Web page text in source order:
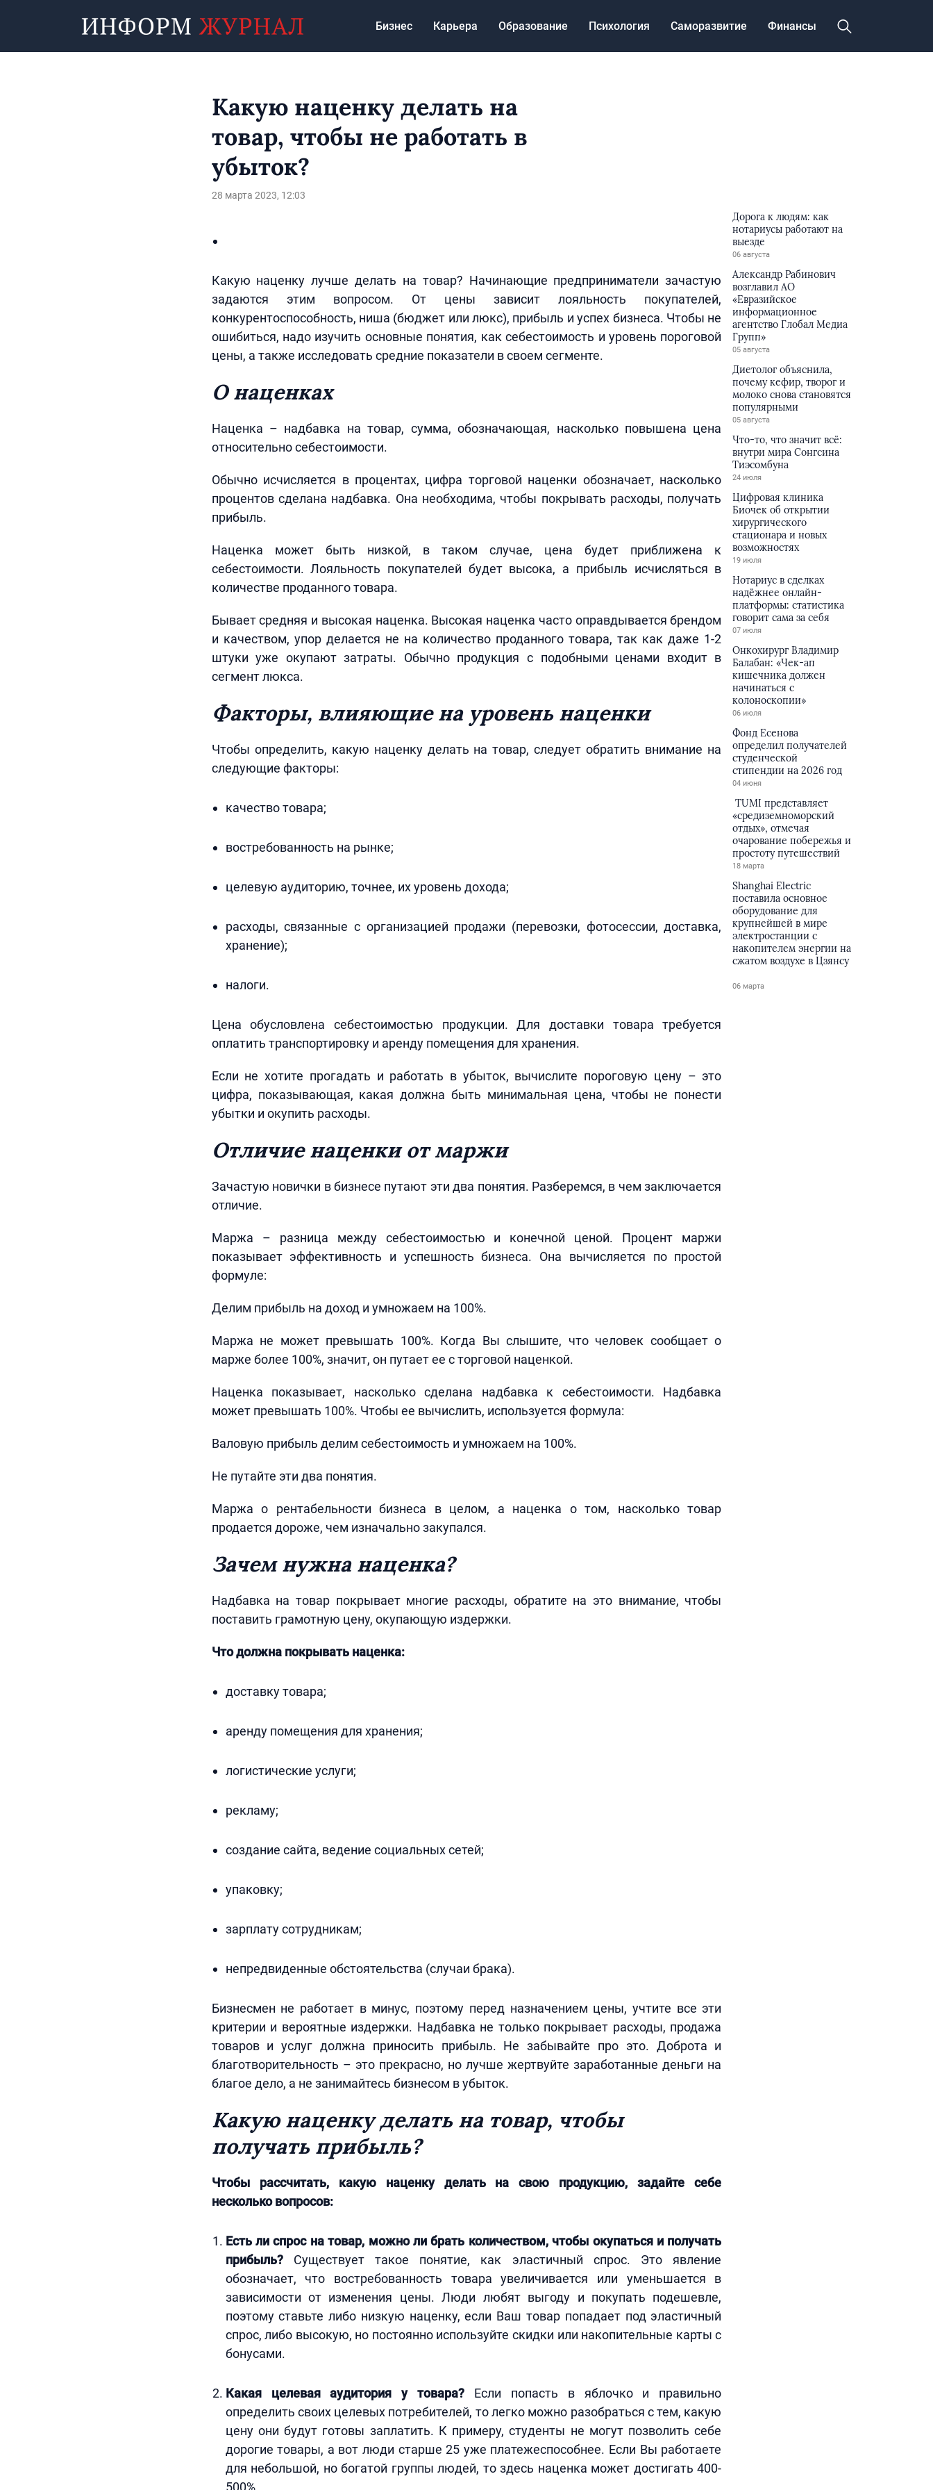
Бизнес Карьера Образование Психология Саморазвитие Финансы
Какую наценку делать на
товар, чтобы не работать в
убыток?
28 марта 2023, 12:03
Какую наценку лучше делать на товар? Начинающие предприниматели зачастую
задаются этим вопросом. От цены зависит лояльность покупателей,
конкурентоспособность, ниша (бюджет или люкс), прибыль и успех бизнеса. Чтобы не
ошибиться, надо изучить основные понятия, как себестоимость и уровень пороговой
цены, а также исследовать средние показатели в своем сегменте.
О наценках
Наценка – надбавка на товар, сумма, обозначающая, насколько повышена цена
относительно себестоимости.
Обычно исчисляется в процентах, цифра торговой наценки обозначает, насколько
процентов сделана надбавка. Она необходима, чтобы покрывать расходы, получать
прибыль.
Наценка может быть низкой, в таком случае, цена будет приближена к
себестоимости. Лояльность покупателей будет высока, а прибыль исчисляться в
количестве проданного товара.
Бывает средняя и высокая наценка. Высокая наценка часто оправдывается брендом
и качеством, упор делается не на количество проданного товара, так как даже 1-2
штуки уже окупают затраты. Обычно продукция с подобными ценами входит в
сегмент люкса.
Факторы, влияющие на уровень наценки
Чтобы определить, какую наценку делать на товар, следует обратить внимание на
следующие факторы:
качество товара;
востребованность на рынке;
целевую аудиторию, точнее, их уровень дохода;
расходы, связанные с организацией продажи (перевозки, фотосессии, доставка,
хранение);
налоги.
Цена обусловлена себестоимостью продукции. Для доставки товара требуется
оплатить транспортировку и аренду помещения для хранения.
Если не хотите прогадать и работать в убыток, вычислите пороговую цену – это
цифра, показывающая, какая должна быть минимальная цена, чтобы не понести
убытки и окупить расходы.
Отличие наценки от маржи
Зачастую новички в бизнесе путают эти два понятия. Разберемся, в чем заключается
отличие.
Маржа – разница между себестоимостью и конечной ценой. Процент маржи
показывает эффективность и успешность бизнеса. Она вычисляется по простой
формуле:
Делим прибыль на доход и умножаем на 100%.
Маржа не может превышать 100%. Когда Вы слышите, что человек сообщает о
марже более 100%, значит, он путает ее с торговой наценкой.
Наценка показывает, насколько сделана надбавка к себестоимости. Надбавка
может превышать 100%. Чтобы ее вычислить, используется формула:
Валовую прибыль делим себестоимость и умножаем на 100%.
Не путайте эти два понятия.
Маржа о рентабельности бизнеса в целом, а наценка о том, насколько товар
продается дороже, чем изначально закупался.
Зачем нужна наценка?
Надбавка на товар покрывает многие расходы, обратите на это внимание, чтобы
поставить грамотную цену, окупающую издержки.
Что должна покрывать наценка:
доставку товара;
аренду помещения для хранения;
логистические услуги;
рекламу;
создание сайта, ведение социальных сетей;
упаковку;
зарплату сотрудникам;
непредвиденные обстоятельства (случаи брака).
Бизнесмен не работает в минус, поэтому перед назначением цены, учтите все эти
критерии и вероятные издержки. Надбавка не только покрывает расходы, продажа
товаров и услуг должна приносить прибыль. Не забывайте про это. Доброта и
благотворительность – это прекрасно, но лучше жертвуйте заработанные деньги на
благое дело, а не занимайтесь бизнесом в убыток.
Какую наценку делать на товар, чтобы
получать прибыль?
Чтобы рассчитать, какую наценку делать на свою продукцию, задайте себе
несколько вопросов:
Есть ли спрос на товар, можно ли брать количеством, чтобы окупаться и получать
прибыль?Существует такое понятие, как эластичный спрос. Это явление
обозначает, что востребованность товара увеличивается или уменьшается в
зависимости от изменения цены. Люди любят выгоду и покупать подешевле,
поэтому ставьте либо низкую наценку, если Ваш товар попадает под эластичный
спрос, либо высокую, но постоянно используйте скидки или накопительные карты с
бонусами.
Какая целевая аудитория у товара? Если попасть в яблочко и правильно
определить своих целевых потребителей, то легко можно разобраться с тем, какую
цену они будут готовы заплатить. К примеру, студенты не могут позволить себе
дорогие товары, а вот люди старше 25 уже платежеспособнее. Если Вы работаете
для небольшой, но богатой группы людей, то здесь наценка может достигать 400-
500%.
Дорога к людям: как
нотариусы работают на
выезде
06 августа
Александр Рабинович
возглавил АО
«Евразийское
информационное
агентство Глобал Медиа
Групп»
05 августа
Диетолог объяснила,
почему кефир, творог и
молоко снова становятся
популярными
05 августа
Что-то, что значит всё:
внутри мира Сонгсина
Тиэсомбуна
24 июля
Цифровая клиника
Биочек об открытии
хирургического
стационара и новых
возможностях
19 июля
Нотариус в сделках
надёжнее онлайн-
платформы: статистика
говорит сама за себя
07 июля
Онкохирург Владимир
Балабан: «Чек-ап
кишечника должен
начинаться с
колоноскопии»
06 июля
Фонд Есенова
определил получателей
студенческой
стипендии на 2026 год
04 июня
TUMI представляет
«средиземноморский
отдых», отмечая
очарование побережья и
простоту путешествий
18 марта
Shanghai Electric
поставила основное
оборудование для
крупнейшей в мире
электростанции с
накопителем энергии на
сжатом воздухе в Цзянсу
06 марта